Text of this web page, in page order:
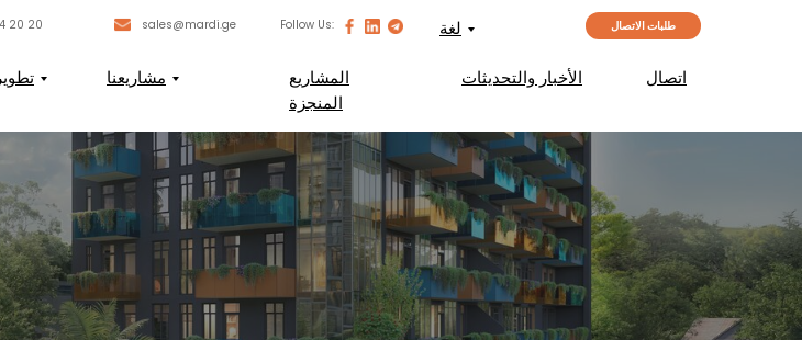
مشاريعنا
المشاريع
المنجزة
الأخبار والتحديثات اتصال
لغة
20 20
sales@mardi.ge Follow Us: طلبات الاتصال